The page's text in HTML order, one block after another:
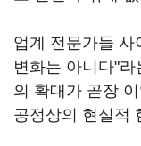
업계 전문가들 사
변화는 아니다"
의 확대가 곧장
공정상의 현실적